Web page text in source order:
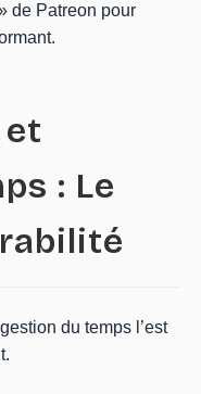
de Patreon pour
: Le
du temps l’est